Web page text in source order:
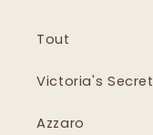
Tout
Victoria's Secret
Azzaro